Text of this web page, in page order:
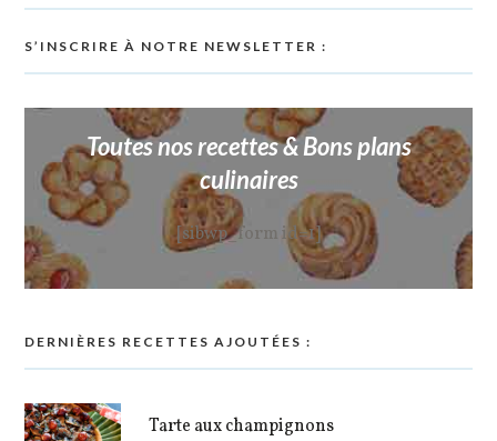
S’INSCRIRE À NOTRE NEWSLETTER :
Toutes nos recettes & Bons plans
culinaires
[sibwp_form id=1]
DERNIÈRES RECETTES AJOUTÉES :
Tarte aux champignons